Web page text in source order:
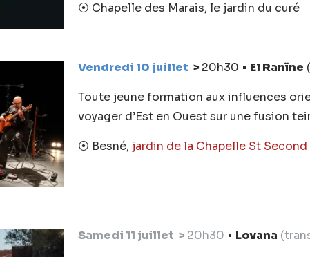
⦿ Chapelle des Marais, le jardin du curé
Vendredi 10 juillet > 20h30 • El Ranïne
Toute jeune formation aux influences
voyager d’Est en Ouest sur une fusion
⦿ Besné, jardin de la Chapelle St Second
Samedi 11 juillet > 20h30 • Lovana